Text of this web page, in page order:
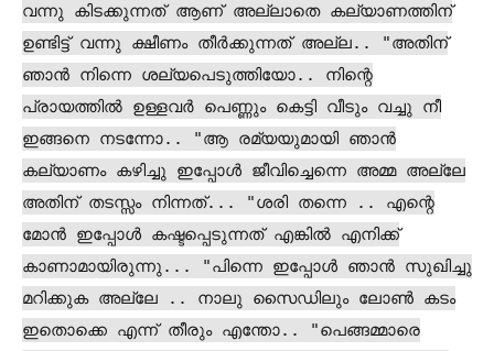
വന്നു കിടക്കുന്നത് ആണ് അല്ലാതെ കല്യാണത്തിന്
ഉണ്ടിട്ട് വന്നു ക്ഷീണം തീർക്കുന്നത് അല്ല.. "അതിന്
ഞാൻ നിന്നെ ശല്യപെടുത്തിയോ.. നിന്റെ
പ്രായത്തിൽ ഉള്ളവർ പെണ്ണും കെട്ടി വീടും വച്ചു നീ
ഇങ്ങനെ നടന്നോ.. "ആ രമ്യയുമായി ഞാൻ
കല്യാണം കഴിച്ചു ഇപ്പോൾ ജീവിച്ചെന്നെ അമ്മ അല്ലേ
അതിന് തടസ്സം നിന്നത്... "ശരി തന്നെ .. എന്റെ
മോൻ ഇപ്പോൾ കഷ്ടപ്പെടുന്നത് എങ്കിൽ എനിക്ക്
കാണാമായിരുന്നു... "പിന്നെ ഇപ്പോൾ ഞാൻ സുഖിച്ചു
മറിക്കുക അല്ലേ .. നാലു സൈഡിലും ലോൺ കടം
ഇതൊക്കെ എന്ന് തീരും എന്തോ.. "പെങ്ങമ്മാരെ